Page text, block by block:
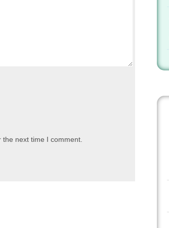
next time I comment.